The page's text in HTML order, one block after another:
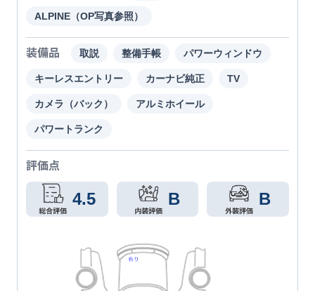
ALPINE（OP写真参照）
装備品 取説 整備手帳 パワーウィンドウ
キーレスエントリー カーナビ純正 TV
カメラ（バック） アルミホイール
パワートランク
評価点
4.5 B B